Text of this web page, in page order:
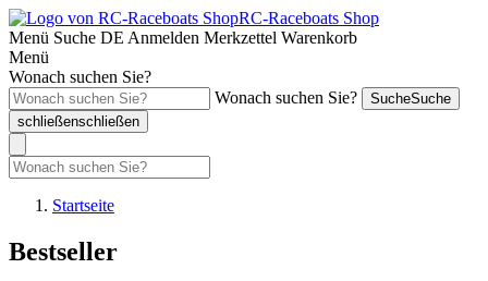
RC-Raceboats Shop
Menü Suche DE Anmelden Merkzettel Warenkorb
Menü
Wonach suchen Sie?
Wonach suchen Sie?
SucheSuche
schließenschließen
Startseite
Bestseller